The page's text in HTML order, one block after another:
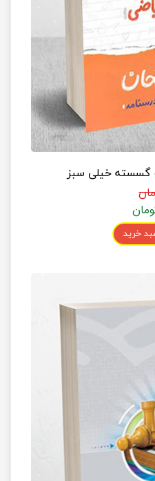
خیلی سبز
خرید